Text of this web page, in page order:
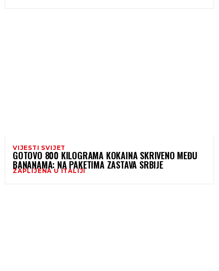
VIJESTI SVIJET
GOTOVO 800 KILOGRAMA KOKAINA SKRIVENO MEĐU
BANANAMA: NA PAKETIMA ZASTAVA SRBIJE
ZAPLIJENA U ITALIJI